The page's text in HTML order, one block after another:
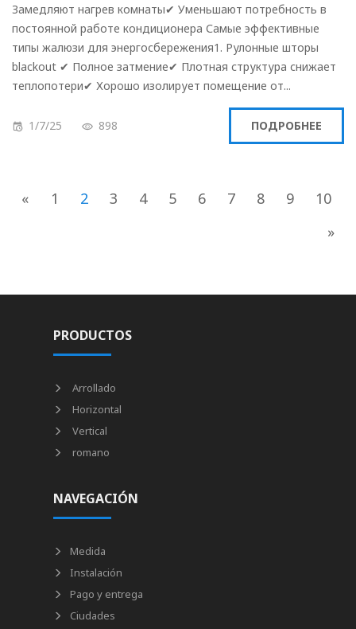
Замедляют нагрев комнаты✔ Уменьшают потребность в
постоянной работе кондиционера Самые эффективные
типы жалюзи для энергосбережения1. Рулонные шторы
blackout ✔ Полное затмение✔ Плотная структура снижает
теплопотери✔ Хорошо изолирует помещение от...
1/7/25 898 ПОДРОБНЕЕ
« 1 2 3 4 5 6 7 8 9
10
»
PRODUCTOS
Arrollado
Horizontal
Vertical
romano
NAVEGACIÓN
Medida
Instalación
Pago y entrega
Ciudades